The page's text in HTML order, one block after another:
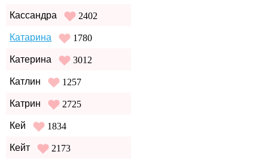
Кассандра 2402
Катарина 1780
Катерина 3012
Катлин 1257
Катрин 2725
Кей 1834
Кейт 2173